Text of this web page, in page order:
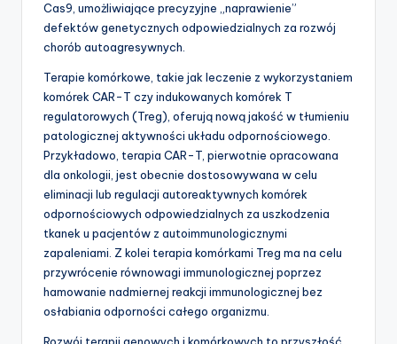
Cas9, umożliwiające precyzyjne „naprawienie”
defektów genetycznych odpowiedzialnych za rozwój
chorób autoagresywnych.
Terapie komórkowe, takie jak leczenie z wykorzystaniem
komórek CAR-T czy indukowanych komórek T
regulatorowych (Treg), oferują nową jakość w tłumieniu
patologicznej aktywności układu odpornościowego.
Przykładowo, terapia CAR-T, pierwotnie opracowana
dla onkologii, jest obecnie dostosowywana w celu
eliminacji lub regulacji autoreaktywnych komórek
odpornościowych odpowiedzialnych za uszkodzenia
tkanek u pacjentów z autoimmunologicznymi
zapaleniami. Z kolei terapia komórkami Treg ma na celu
przywrócenie równowagi immunologicznej poprzez
hamowanie nadmiernej reakcji immunologicznej bez
osłabiania odporności całego organizmu.